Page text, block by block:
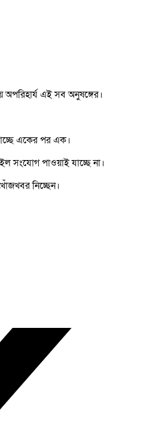
অপরিহার্য এই সব অনুষঙ্গের।
একের পর এক।
সংযোগ পাওয়াই যাচ্ছে না।
নিচ্ছেন।